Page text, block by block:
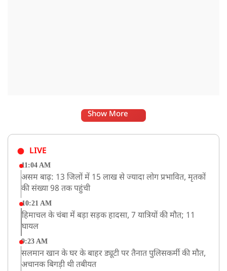
Show More
LIVE
11:04 AM
असम बाढ़: 13 जिलों में 15 लाख से ज्यादा लोग प्रभावित, मृतकों
की संख्या 98 तक पहुंची
10:21 AM
हिमाचल के चंबा में बड़ा सड़क हादसा, 7 यात्रियों की मौत; 11
घायल
9:23 AM
सलमान खान के घर के बाहर ड्यूटी पर तैनात पुलिसकर्मी की मौत,
अचानक बिगड़ी थी तबीयत